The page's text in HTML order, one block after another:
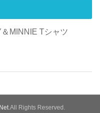
MINNIE Tシャツ
.All Rights Reserved.